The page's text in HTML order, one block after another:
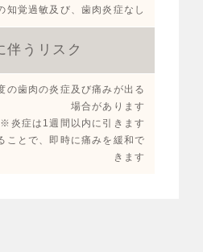
知覚過敏及び、歯肉炎症なし
伴うリスク
の歯肉の炎症及び痛みが出る
場合があります
※炎症は1週間以内に引きます
ことで、即時に痛みを緩和で
きます